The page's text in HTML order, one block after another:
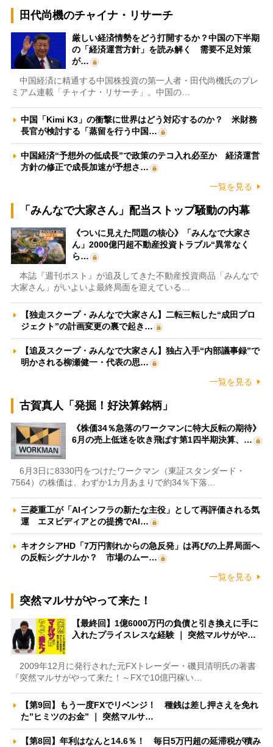
田代尚機のチャイナ・リサーチ
厳しい経済情勢をどう打開するか？中国の下半期
の「経済運営方針」を読み解く 需要不足対策
が…
中国経済に精通する中国株投資の第一人者・田代尚機氏のプレ
ミアム連載「チャイナ・リサーチ」。中国の…
中国「Kimi K3」の衝撃に世界はどう対応するのか？ 米財務
長官が検討する「蒸留を行う中国…
中国経済“予想外の低成長”で政策のテコ入れ必至か 経済運営
方針の修正で成長加速が予想さ…
一覧を見る
「みんなで大家さん」配当ストップ騒動の内幕
《ついに見えた問題の核心》「みんなで大家さ
ん」2000億円超不動産投資トラブル“異常なく
ら…
本誌『週刊ポスト』が追及してきた不動産投資商品「みんなで
大家さん」がいよいよ最終局面を迎えている…
【独走スクープ・みんなで大家さん】二転三転した“成田プロ
ジェクト”の計画変更の裏で起き…
【追及スクープ・みんなで大家さん】独占入手“内部議事録”で
明かされる柳瀬健一・代表の思…
一覧を見る
古賀真人「発掘！好決算銘柄」
《株価34％急落のワークマンに特大反転の期待》
6月の売上低迷を吹き飛ばす第1四半期決算、…
6月3日に8330円をつけたワークマン（東証スタンダード・
7564）の株価は、わずか1カ月あまりで約34％下落…
三菱重工が「AIインフラの新たな主役」として再評価される気
運 エヌビディアとの提携でAI…
キオクシアHD「7万円割れからの急反発」は再びの上昇局面へ
の反転シグナルか？ 市場のムー…
一覧を見る
突然マルサがやって来た！
【最終回】1億6000万円の負債と引き換えに手に
入れたプライスレスな経験 ｜ 突然マルサがや…
2009年12月に発行された元FXトレーダー・磯貝清明氏の著書
『突然マルサがやって来た！～FXで10億円稼い…
【第9回】もう一度FXでリベンジ！ 種銭は差し押さえを免れ
た”ヒミツのお金” ｜ 突然マルサ…
【第8回】年利はなんと14.6％！ 毎日5万円超の延滞税が積み